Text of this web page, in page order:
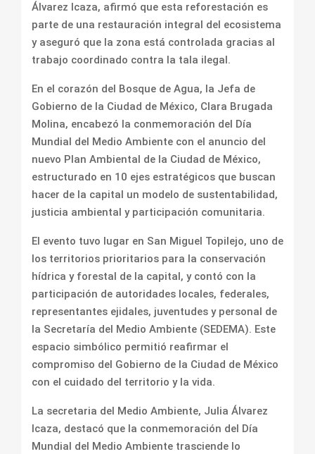
Álvarez Icaza, afirmó que esta reforestación es
parte de una restauración integral del ecosistema
y aseguró que la zona está controlada gracias al
trabajo coordinado contra la tala ilegal.
En el corazón del Bosque de Agua, la Jefa de
Gobierno de la Ciudad de México, Clara Brugada
Molina, encabezó la conmemoración del Día
Mundial del Medio Ambiente con el anuncio del
nuevo Plan Ambiental de la Ciudad de México,
estructurado en 10 ejes estratégicos que buscan
hacer de la capital un modelo de sustentabilidad,
justicia ambiental y participación comunitaria.
El evento tuvo lugar en San Miguel Topilejo, uno de
los territorios prioritarios para la conservación
hídrica y forestal de la capital, y contó con la
participación de autoridades locales, federales,
representantes ejidales, juventudes y personal de
la Secretaría del Medio Ambiente (SEDEMA). Este
espacio simbólico permitió reafirmar el
compromiso del Gobierno de la Ciudad de México
con el cuidado del territorio y la vida.
La secretaria del Medio Ambiente, Julia Álvarez
Icaza, destacó que la conmemoración del Día
Mundial del Medio Ambiente trasciende lo